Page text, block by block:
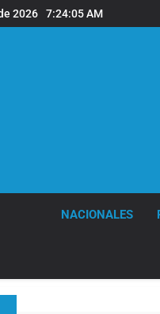
2026 7:24:06 AM
NACIONALES